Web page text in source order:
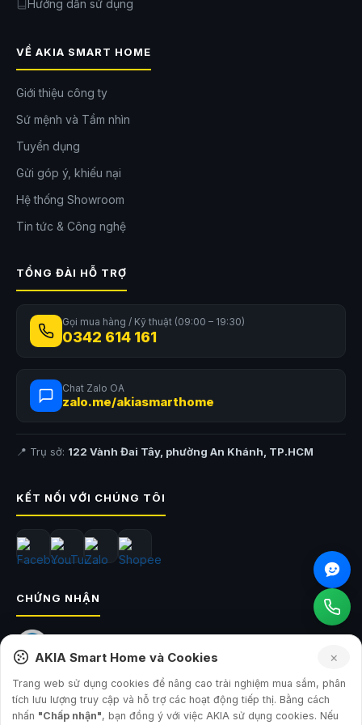
ngày.
sạch sẽ và an toàn hơn cho gia đình. Độ ồn hoạt động thấp cũng giúp
robot hoạt động ái tình mà không ảnh hưởng đến sinh hoạt hằng ngày.
Trạm sạc PowerDock tự động hóa toàn diện
Trạm PowerDock trênDreame X60 Master
triển.
sấy khô bằng khí nóng. Nhờ đó người dùng gần như không cần vệ sinh
công thủ sau mỗi lần robot hoạt động.
Hướng dẫn sử dụng
VỀ AKIA SMART HOME
Giới thiệu công ty
Sứ mệnh và Tầm nhìn
Tuyển dụng
Gửi góp ý, khiếu nại
Hệ thống Showroom
Tin tức & Công nghệ
TỔNG ĐÀI HỖ TRỢ
Gọi mua hàng / Kỹ thuật (09:00 – 19:30)
0342 614 161
Chat Zalo OA
zalo.me/akiasmarthome
📍 Trụ sở: 122 Vành Đai Tây, phường An Khánh, TP.HCM
KẾT NỐI VỚI CHÚNG TÔI
CHỨNG NHẬN
© 2026AKIA Smart Home— Công ty TNHH Sản Xuất và Đầu Tư AKIA
AKIA Smart Home và Cookies ×
Trang web sử dụng cookies để nâng cao trải nghiệm mua sắm, phân
tích lưu lượng truy cập và hỗ trợ các hoạt động tiếp thị. Bằng cách
nhấn "Chấp nhận", bạn đồng ý với việc AKIA sử dụng cookies. Nếu